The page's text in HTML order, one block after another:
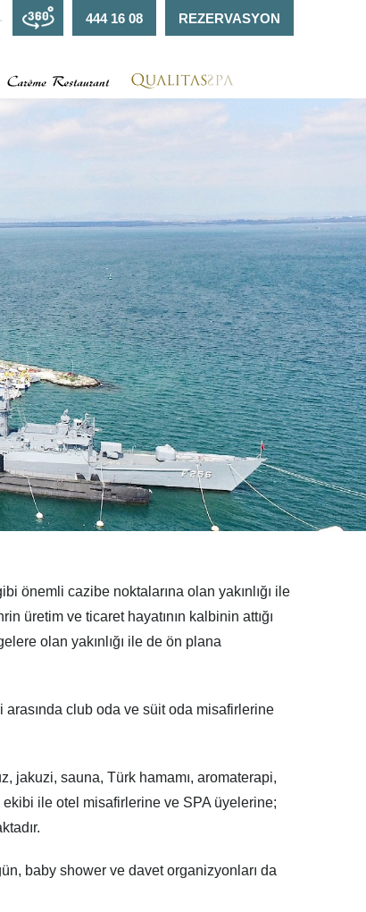
444 16 08 REZERVASYON
önemli cazibe noktalarına olan yakınlığı ile
üretim ve ticaret hayatının kalbinin attığı
olan yakınlığı ile de ön plana
club oda ve süit oda misafirlerine
jakuzi, sauna, Türk hamamı, aromaterapi,
ile otel misafirlerine ve SPA üyelerine;
baby shower ve davet organizyonları da